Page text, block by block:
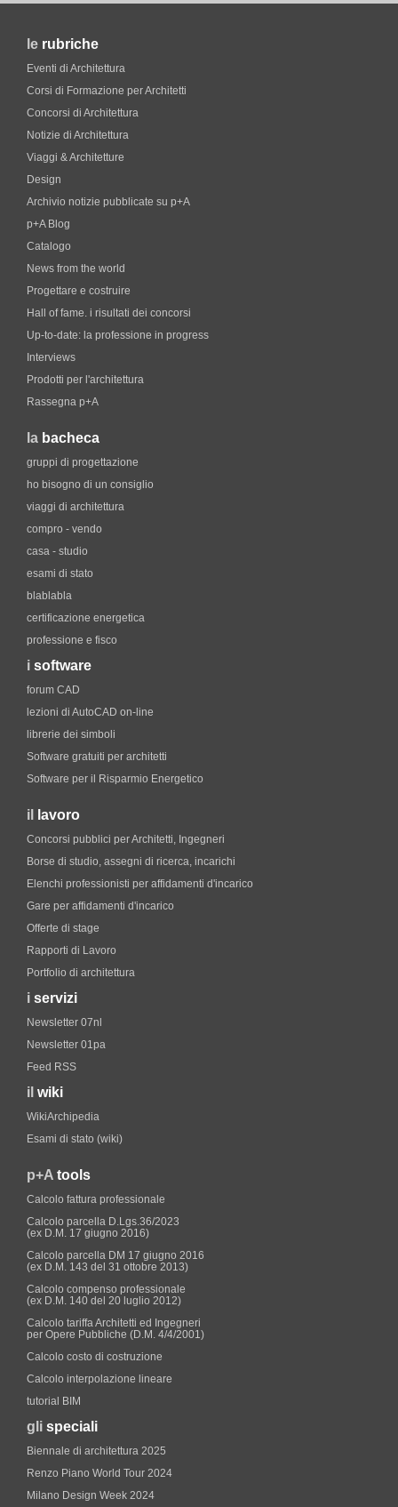
le rubriche
Eventi di Architettura
Corsi di Formazione per Architetti
Concorsi di Architettura
Notizie di Architettura
Viaggi & Architetture
Design
Archivio notizie pubblicate su p+A
p+A Blog
Catalogo
News from the world
Progettare e costruire
Hall of fame. i risultati dei concorsi
Up-to-date: la professione in progress
Interviews
Prodotti per l'architettura
Rassegna p+A
la bacheca
gruppi di progettazione
ho bisogno di un consiglio
viaggi di architettura
compro - vendo
casa - studio
esami di stato
blablabla
certificazione energetica
professione e fisco
i software
forum CAD
lezioni di AutoCAD on-line
librerie dei simboli
Software gratuiti per architetti
Software per il Risparmio Energetico
il lavoro
Concorsi pubblici per Architetti, Ingegneri
Borse di studio, assegni di ricerca, incarichi
Elenchi professionisti per affidamenti d'incarico
Gare per affidamenti d'incarico
Offerte di stage
Rapporti di Lavoro
Portfolio di architettura
i servizi
Newsletter 07nl
Newsletter 01pa
Feed RSS
il wiki
WikiArchipedia
Esami di stato (wiki)
p+A tools
Calcolo fattura professionale
Calcolo parcella D.Lgs.36/2023
(ex D.M. 17 giugno 2016)
Calcolo parcella DM 17 giugno 2016
(ex D.M. 143 del 31 ottobre 2013)
Calcolo compenso professionale
(ex D.M. 140 del 20 luglio 2012)
Calcolo tariffa Architetti ed Ingegneri
per Opere Pubbliche (D.M. 4/4/2001)
Calcolo costo di costruzione
Calcolo interpolazione lineare
tutorial BIM
gli speciali
Biennale di architettura 2025
Renzo Piano World Tour 2024
Milano Design Week 2024